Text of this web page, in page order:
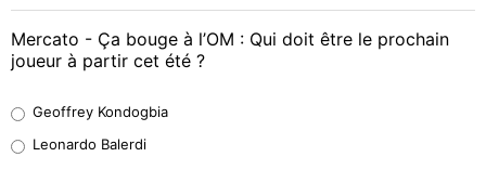
Mercato - Ça bouge à l’OM : Qui doit être le prochain
joueur à partir cet été ?
38%
Geoffrey Kondogbia
Leonardo Balerdi